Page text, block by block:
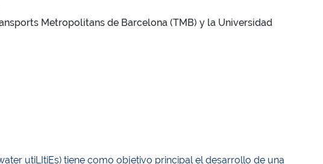
Metropolitans de Barcelona (TMB) y la Universidad
utiLItiEs) tiene como objetivo principal el desarrollo de una